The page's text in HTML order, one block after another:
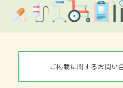
ご掲載に関するお問い